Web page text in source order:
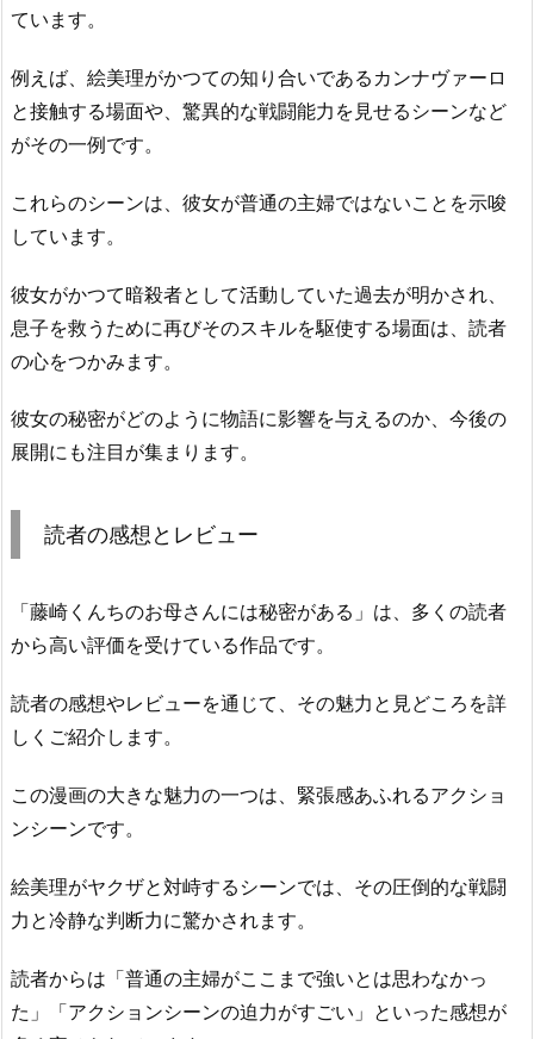
ています。
例えば、絵美理がかつての知り合いであるカンナヴァーロ
と接触する場面や、驚異的な戦闘能力を見せるシーンなど
がその一例です。
これらのシーンは、彼女が普通の主婦ではないことを示唆
しています。
彼女がかつて暗殺者として活動していた過去が明かされ、
息子を救うために再びそのスキルを駆使する場面は、読者
の心をつかみます。
彼女の秘密がどのように物語に影響を与えるのか、今後の
展開にも注目が集まります。
読者の感想とレビュー
「藤崎くんちのお母さんには秘密がある」は、多くの読者
から高い評価を受けている作品です。
読者の感想やレビューを通じて、その魅力と見どころを詳
しくご紹介します。
この漫画の大きな魅力の一つは、緊張感あふれるアクショ
ンシーンです。
絵美理がヤクザと対峙するシーンでは、その圧倒的な戦闘
力と冷静な判断力に驚かされます。
読者からは「普通の主婦がここまで強いとは思わなかっ
た」「アクションシーンの迫力がすごい」といった感想が